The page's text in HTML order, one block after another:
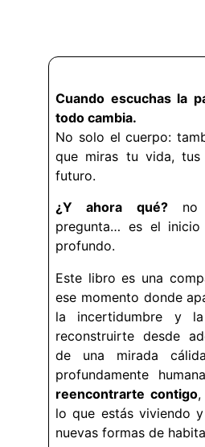
Cuando escuchas la
todo cambia.
No solo el cuerpo:
que miras tu vida,
futuro.
¿Y ahora qué?no
pregunta… es el
profundo.
Este libro es una
ese momento donde
la incertidumbre y
reconstruirte desde
de una mirada
profundamente
reencontrarte contigo
lo que estás viviendo
nuevas formas de